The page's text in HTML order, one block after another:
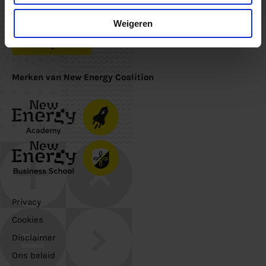
Weigeren
Nieuwsbrief
Schrijf je in voor de nieuwsbrief om op de hoogte te blijven
Merken van New Energy Coalition
Privacy
Cookies
Disclaimer
Ons beleid